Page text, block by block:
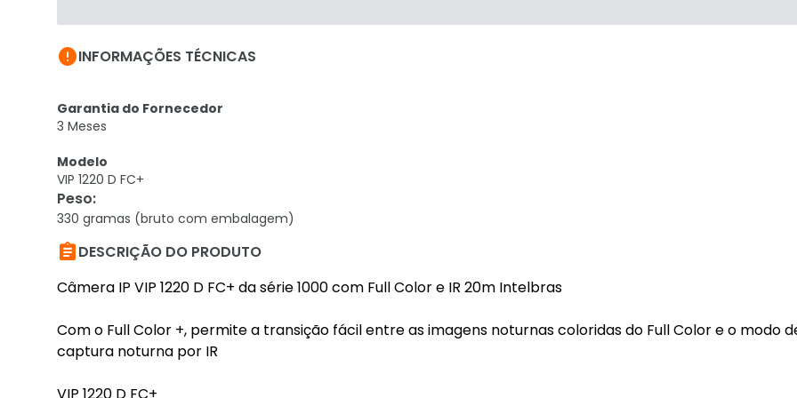
INFORMAÇÕES TÉCNICAS
Garantia do Fornecedor
3 Meses
Modelo
VIP 1220 D FC+
Peso:
330 gramas (bruto com embalagem)
DESCRIÇÃO DO PRODUTO
Câmera IP VIP 1220 D FC+ da série 1000 com Full Color e IR 20m Intelbras
Com o Full Color +, permite a transição fácil entre as imagens noturnas coloridas do Full Color e o modo
captura noturna por IR